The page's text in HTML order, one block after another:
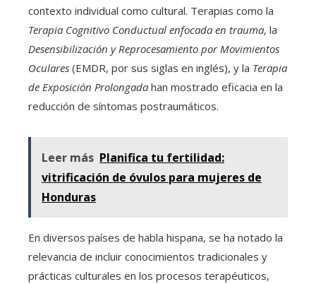
contexto individual como cultural. Terapias como la
Terapia Cognitivo Conductual enfocada en trauma, la
Desensibilización y Reprocesamiento por Movimientos
Oculares (EMDR, por sus siglas en inglés), y la Terapia
de Exposición Prolongada han mostrado eficacia en la
reducción de síntomas postraumáticos.
Leer más Planifica tu fertilidad:
vitrificación de óvulos para mujeres de
Honduras
En diversos países de habla hispana, se ha notado la
relevancia de incluir conocimientos tradicionales y
prácticas culturales en los procesos terapéuticos,